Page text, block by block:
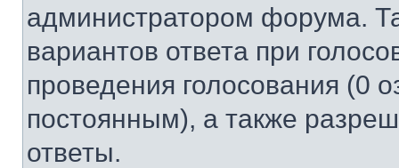
администратором форума.
вариантов ответа при
проведения голосования (0
постоянным), а также
ответы.